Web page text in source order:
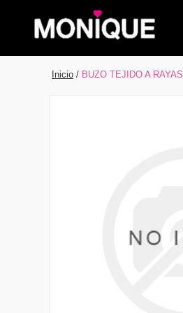
Inicio / BUZO TEJIDO A RAYAS